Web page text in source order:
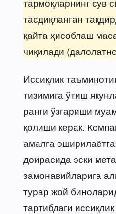
тасдиқланган
қайта ҳисоблаш
чиқилади
Иссиқлик
тизимига ўтиш
ранги ўзгариши
қолиши керак.
амалга
доирасида эски
замонавийларига
турар жой
тартибдаги